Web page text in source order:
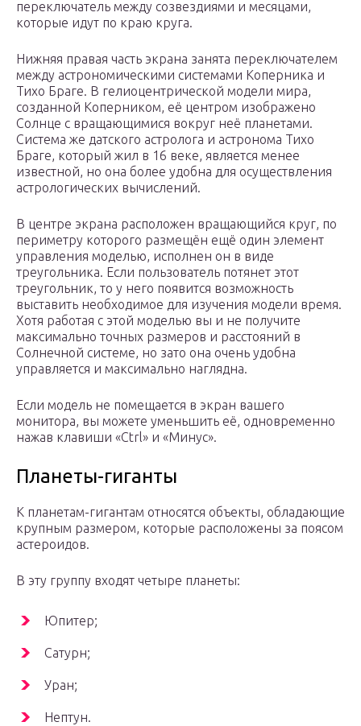
переключатель между созвездиями и месяцами,
которые идут по краю круга.
Нижняя правая часть экрана занята переключателем
между астрономическими системами Коперника и
Тихо Браге. В гелиоцентрической модели мира,
созданной Коперником, её центром изображено
Солнце с вращающимися вокруг неё планетами.
Система же датского астролога и астронома Тихо
Браге, который жил в 16 веке, является менее
известной, но она более удобна для осуществления
астрологических вычислений.
В центре экрана расположен вращающийся круг, по
периметру которого размещён ещё один элемент
управления моделью, исполнен он в виде
треугольника. Если пользователь потянет этот
треугольник, то у него появится возможность
выставить необходимое для изучения модели время.
Хотя работая с этой моделью вы и не получите
максимально точных размеров и расстояний в
Солнечной системе, но зато она очень удобна
управляется и максимально наглядна.
Если модель не помещается в экран вашего
монитора, вы можете уменьшить её, одновременно
нажав клавиши «Ctrl» и «Минус».
Планеты-гиганты
К планетам-гигантам относятся объекты, обладающие
крупным размером, которые расположены за поясом
астероидов.
В эту группу входят четыре планеты:
Юпитер;
Сатурн;
Уран;
Нептун.